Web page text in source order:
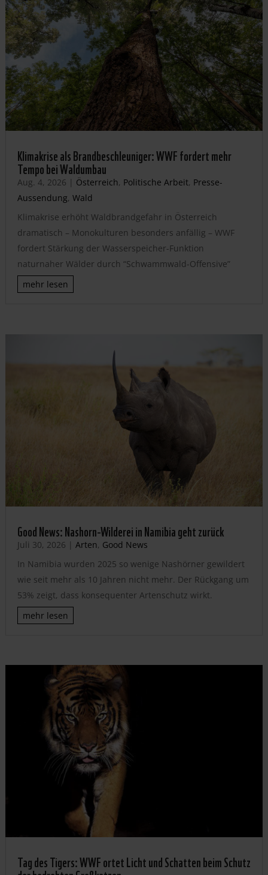
Klimakrise als Brandbeschleuniger: WWF fordert mehr
Tempo bei Waldumbau
Aug. 4, 2026 | Österreich, Politische Arbeit, Presse-
Aussendung, Wald
Klimakrise erhöht Waldbrandgefahr in Österreich
dramatisch – Monokulturen besonders anfällig – WWF
fordert Stärkung der Wasserspeicher-Funktion
naturnaher Wälder durch “Schwammwald-Offensive”
mehr lesen
Good News: Nashorn-Wilderei in Namibia geht zurück
Juli 30, 2026 | Arten, Good News
In Namibia wurden 2025 so wenige Nashörner gewildert
wie seit mehr als 10 Jahren nicht mehr. Der Rückgang um
53% zeigt, dass konsequenter Artenschutz wirkt.
mehr lesen
Tag des Tigers: WWF ortet Licht und Schatten beim Schutz